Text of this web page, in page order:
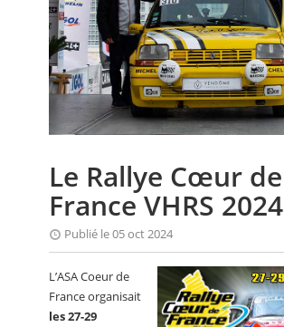
EVÈNEMENTS
CALENDRIER
FOCUS
ANNUAIRES
PETITES ANNONCES
Le Rallye Cœur de
France VHRS 2024
Publié le 05 oct 2024
L’ASA Coeur de
France organisait
les 27-29